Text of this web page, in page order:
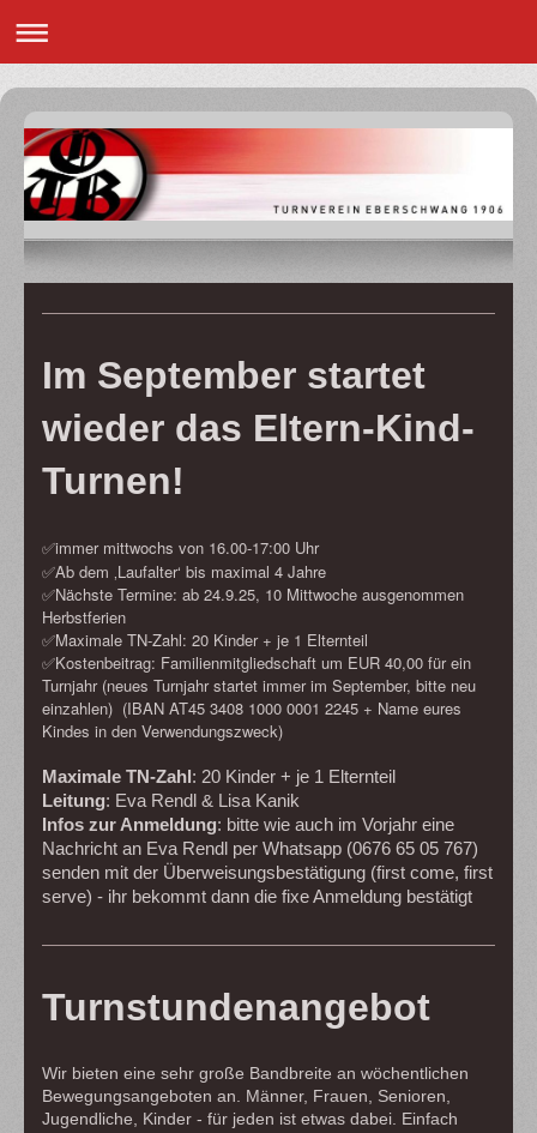
Im September startet
wieder das Eltern-Kind-
Turnen!
✅immer mittwochs von 16.00-17:00 Uhr
✅Ab dem ‚Laufalter‘ bis maximal 4 Jahre
✅Nächste Termine: ab 24.9.25, 10 Mittwoche ausgenommen
Herbstferien
✅Maximale TN-Zahl: 20 Kinder + je 1 Elternteil
✅Kostenbeitrag: Familienmitgliedschaft um EUR 40,00 für ein
Turnjahr (neues Turnjahr startet immer im September, bitte neu
einzahlen) (IBAN AT45 3408 1000 0001 2245 + Name eures
Kindes in den Verwendungszweck)
Maximale TN-Zahl : 20 Kinder + je 1 Elternteil
Leitung: Eva Rendl & Lisa Kanik
Infos zur Anmeldung: bitte wie auch im Vorjahr eine
Nachricht an Eva Rendl per Whatsapp (0676 65 05 767)
senden mit der Überweisungsbestätigung (first come, first
serve) - ihr bekommt dann die fixe Anmeldung bestätigt
Turnstundenangebot
Wir bieten eine sehr große Bandbreite an wöchentlichen
Bewegungsangeboten an. Männer, Frauen, Senioren,
Jugendliche, Kinder - für jeden ist etwas dabei. Einfach